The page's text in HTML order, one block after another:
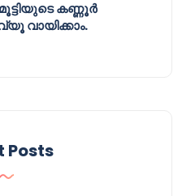
കണ്ണൂർ
വായിക്കാം.
Posts